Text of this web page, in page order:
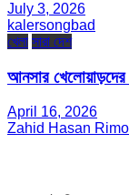
July 3, 2026
kalersongbad
খেলা সারা দেশ
আনসার খেলোয়াড়দের
April 16, 2026
Zahid Hasan